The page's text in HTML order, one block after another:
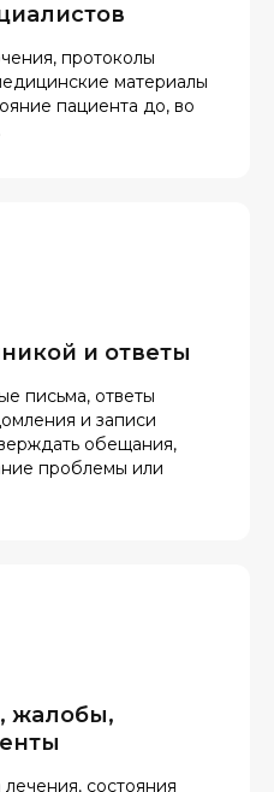
протоколы
материалы
пациента до, во
и ответы
письма, ответы
и записи
обещания,
проблемы или
жалобы,
состояния